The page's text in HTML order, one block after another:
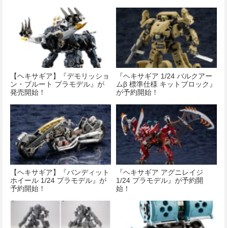
【ヘキサギア】『デモリッショ
ン・ブルート プラモデル』が
発売開始！
『ヘキサギア 1/24 バルクアー
ムβ 標準仕様 キットブロック』
が予約開始！
【ヘキサギア】『バンディット
ホイール 1/24 プラモデル』が
予約開始！
『ヘキサギア アグニレイジ
1/24 プラモデル』が予約開
始！